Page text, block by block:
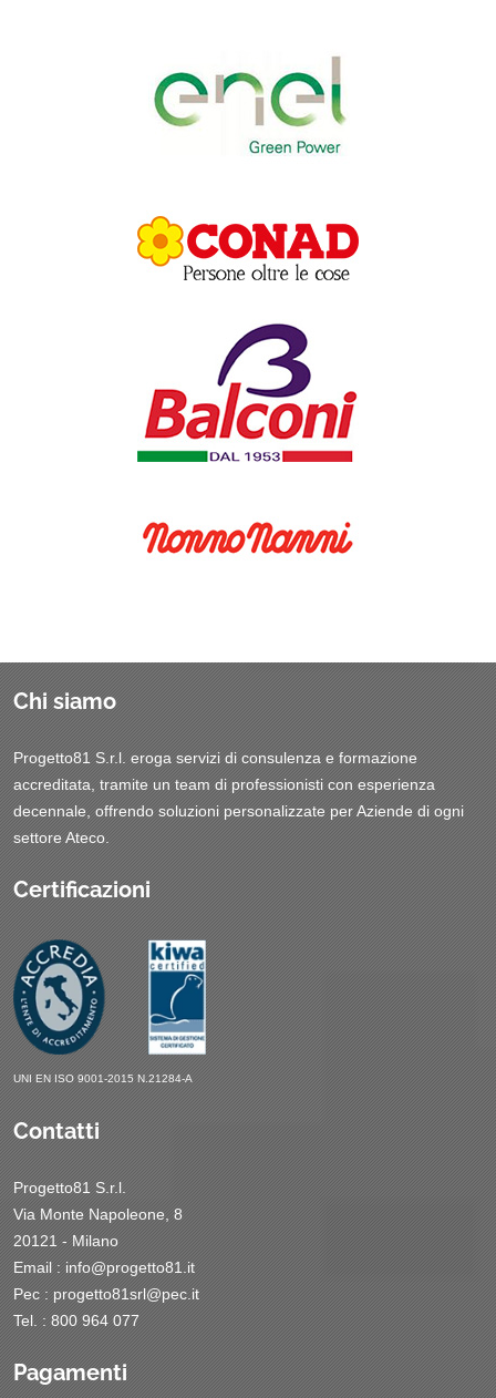
Chi siamo
Progetto81 S.r.l. eroga servizi di consulenza e formazione
accreditata, tramite un team di professionisti con esperienza
decennale, offrendo soluzioni personalizzate per Aziende di ogni
settore Ateco.
Certificazioni
UNI EN ISO 9001-2015 N.21284-A
Contatti
Progetto81 S.r.l.
Via Monte Napoleone, 8
20121 - Milano
Email : info@progetto81.it
Pec : progetto81srl@pec.it
Tel. : 800 964 077
Pagamenti